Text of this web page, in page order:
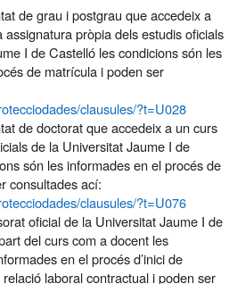
de grau i postgrau que accedeix a
assignatura pròpia dels estudis oficials
I de Castelló les condicions són les
de matrícula i poden ser
clausules/?t=U028
de doctorat que accedeix a un curs
de la Universitat Jaume I de
són les informades en el procés de
consultades ací:
clausules/?t=U076
oficial de la Universitat Jaume I de
del curs com a docent les
en el procés d’inici de
relació laboral contractual i poden ser